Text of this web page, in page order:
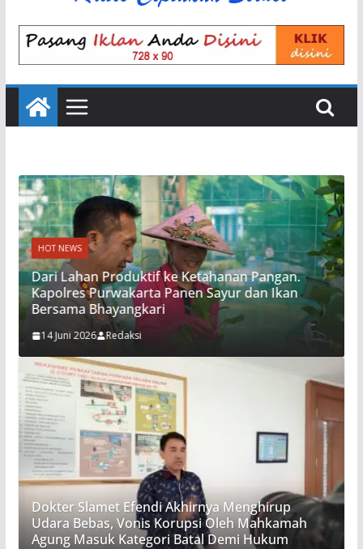
HOT NEWS
Dari Lahan Produktif ke Ketahanan Pangan.
Kapolres Purwakarta Panen Sayur dan Ikan
Bersama Bhayangkari
14 Juni 2026 Redaksi
Dokter Slamet Efendi Akhirnya Menghirup
Udara Bebas, Vonis Korupsi Oleh Mahkamah
Agung Masuk Kategori Batal Demi Hukum